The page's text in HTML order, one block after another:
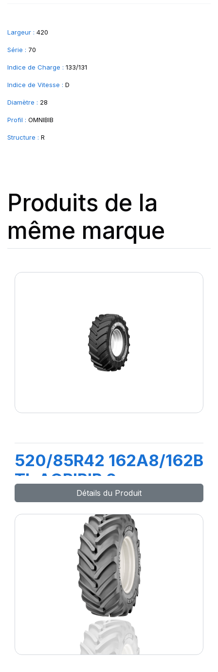
Largeur : 420
Série : 70
Indice de Charge : 133/131
Indice de Vitesse : D
Diamètre : 28
Profil : OMNIBIB
Structure : R
Produits de la
même marque
520/85R42 162A8/162B
TL AGRIBIB 2
Détails du Produit